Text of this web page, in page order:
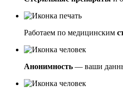
Работаем по медицинским
Анонимность — ваши